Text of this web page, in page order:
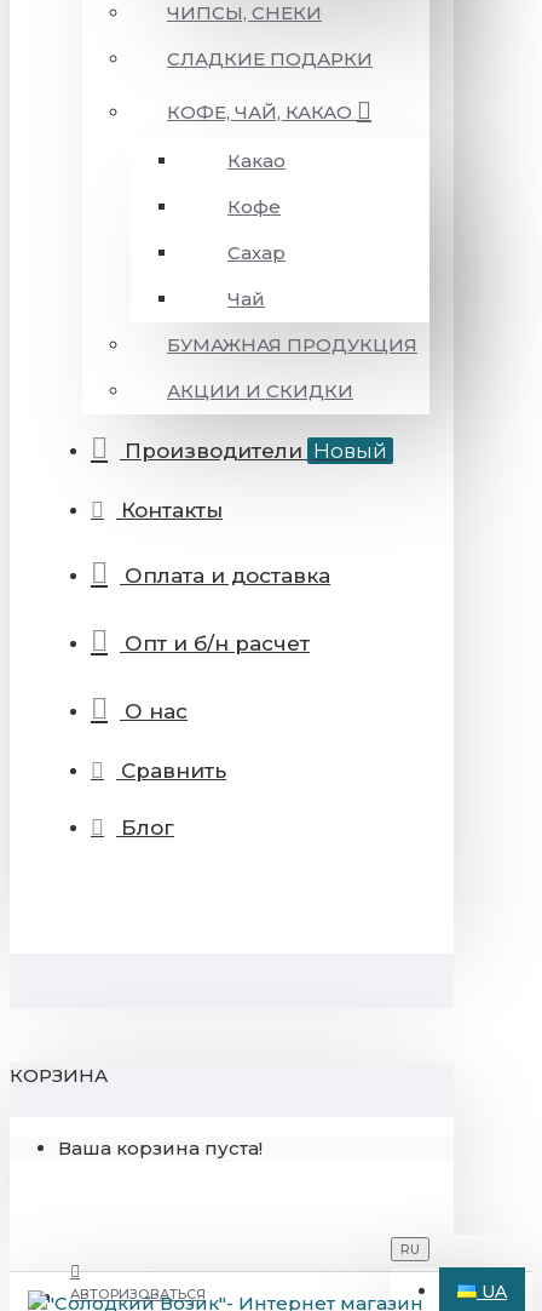
ЧИПСЫ, СНЕКИ
СЛАДКИЕ ПОДАРКИ
КОФЕ, ЧАЙ, КАКАО
Какао
Кофе
Сахар
Чай
БУМАЖНАЯ ПРОДУКЦИЯ
АКЦИИ И СКИДКИ
Производители Новый
Контакты
Оплата и доставка
Опт и б/н расчет
О нас
Сравнить
Блог
КОРЗИНА
Ваша корзина пуста!
АВТОРИЗОВАТЬСЯ
RU
UA